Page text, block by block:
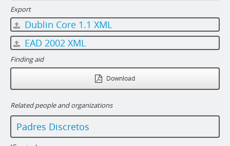
Export
Dublin Core 1.1 XML
EAD 2002 XML
Finding aid
Download
Related people and organizations
Padres Discretos